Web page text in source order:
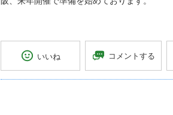
いいね コメントする